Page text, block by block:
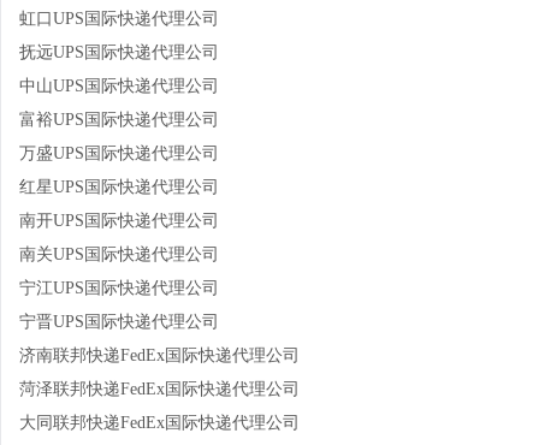
虹口UPS国际快递代理公司
抚远UPS国际快递代理公司
中山UPS国际快递代理公司
富裕UPS国际快递代理公司
万盛UPS国际快递代理公司
红星UPS国际快递代理公司
南开UPS国际快递代理公司
南关UPS国际快递代理公司
宁江UPS国际快递代理公司
宁晋UPS国际快递代理公司
济南联邦快递FedEx国际快递代理公司
菏泽联邦快递FedEx国际快递代理公司
大同联邦快递FedEx国际快递代理公司